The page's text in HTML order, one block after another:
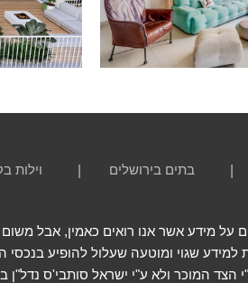
בתים בירושלים וילות
מידע אשר אנו רואים כאמין, אבל משום
למידע שגוי ומוטעה שעלול להופיע
הצד המוכר ולא ע"י ישראל סותבי'ס